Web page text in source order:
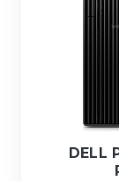
DELL